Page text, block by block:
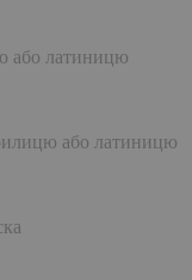
або латиницю
або латиницю